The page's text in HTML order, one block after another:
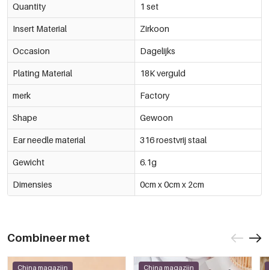
Quantity 1 set
Insert Material Zirkoon
Occasion Dagelijks
Plating Material 18K verguld
merk Factory
Shape Gewoon
Ear needle material 316 roestvrij staal
Gewicht 6.1g
Dimensies 0cm x 0cm x 2cm
Combineer met
China magazijn China magazijn